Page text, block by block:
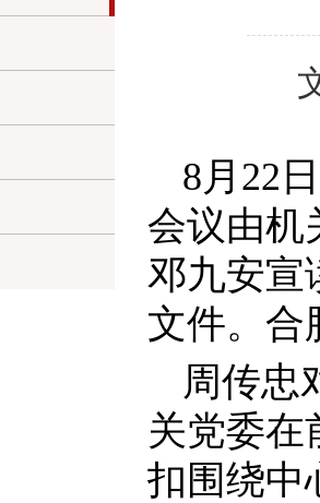
8月22
会议由机
邓九安宣
文件。合
周传忠
关党委在
扣围绕中